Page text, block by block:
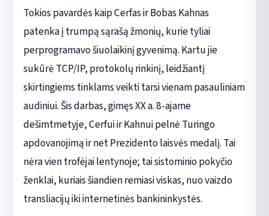
Tokios pavardės kaip Cerfas ir Bobas Kahnas
patenka į trumpą sąrašą žmonių, kurie tyliai
perprogramavo šiuolaikinį gyvenimą. Kartu jie
sukūrė TCP/IP, protokolų rinkinį, leidžiantį
skirtingiems tinklams veikti tarsi vienam pasauliniam
audiniui. Šis darbas, gimęs XX a. 8-ajame
dešimtmetyje, Cerfui ir Kahnui pelnė Turingo
apdovanojimą ir net Prezidento laisvės medalį. Tai
nėra vien trofėjai lentynoje; tai sistominio pokyčio
ženklai, kuriais šiandien remiasi viskas, nuo vaizdo
transliacijų iki internetinės bankininkystės.